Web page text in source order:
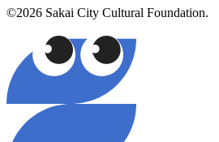
©2026 Sakai City Cultural Foundation.